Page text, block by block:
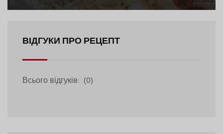
ВІДГУКИ ПРО РЕЦЕПТ
Всього відгуків: (0)